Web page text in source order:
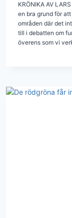
KRÖNIKA AV
en bra grund för
områden där det
till i debatten om
överens som vi